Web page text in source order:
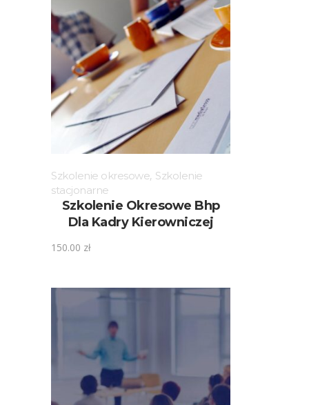
Szkolenie okresowe, Szkolenie
stacjonarne
Szkolenie Okresowe Bhp
Dla Kadry Kierowniczej
150.00 zł